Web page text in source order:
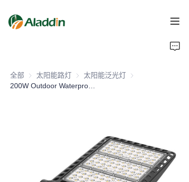
全部 太阳能路灯 太阳能路灯
太阳能泛光灯 太阳能泛光灯
关于我们